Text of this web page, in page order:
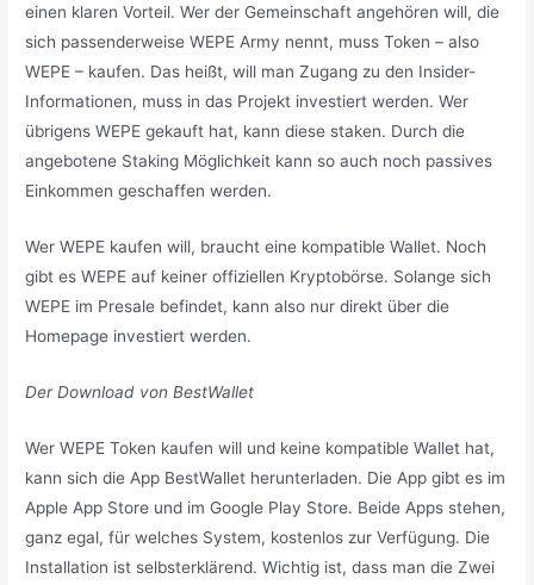
einen klaren Vorteil. Wer der Gemeinschaft angehören will, die
sich passenderweise WEPE Army nennt, muss Token – also
WEPE – kaufen. Das heißt, will man Zugang zu den Insider-
Informationen, muss in das Projekt investiert werden. Wer
übrigens WEPE gekauft hat, kann diese staken. Durch die
angebotene Staking Möglichkeit kann so auch noch passives
Einkommen geschaffen werden.
Wer WEPE kaufen will, braucht eine kompatible Wallet. Noch
gibt es WEPE auf keiner offiziellen Kryptobörse. Solange sich
WEPE im Presale befindet, kann also nur direkt über die
Homepage investiert werden.
Der Download von BestWallet
Wer WEPE Token kaufen will und keine kompatible Wallet hat,
kann sich die App BestWallet herunterladen. Die App gibt es im
Apple App Store und im Google Play Store. Beide Apps stehen,
ganz egal, für welches System, kostenlos zur Verfügung. Die
Installation ist selbsterklärend. Wichtig ist, dass man die Zwei